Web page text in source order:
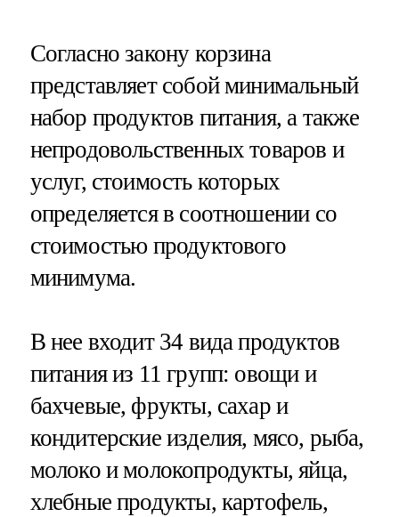
Согласно закону корзина
представляет собой минимальный
набор продуктов питания, а также
непродовольственных товаров и
услуг, стоимость которых
определяется в соотношении со
стоимостью продуктового
минимума.
В нее входит 34 вида продуктов
питания из 11 групп: овощи и
бахчевые, фрукты, сахар и
кондитерские изделия, мясо, рыба,
молоко и молокопродукты, яйца,
хлебные продукты, картофель,